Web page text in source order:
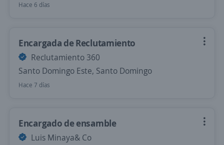
Hace 6 días
Encargada de Reclutamiento
Reclutamiento 360
Santo Domingo Este, Santo Domingo
Hace 7 días
Encargado de ensamble
Luis Minaya& Co